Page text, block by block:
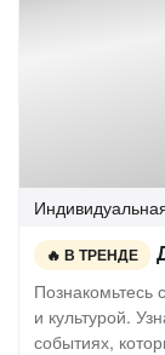
В ТРЕНДЕ
Познакомьтесь
и культурой.
событиях,